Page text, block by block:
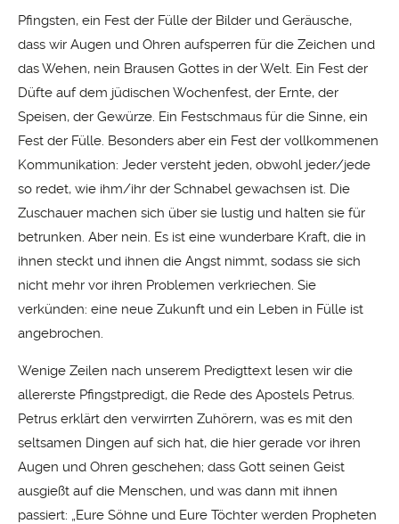
Pfingsten, ein Fest der Fülle der Bilder und Geräusche,
dass wir Augen und Ohren aufsperren für die Zeichen und
das Wehen, nein Brausen Gottes in der Welt. Ein Fest der
Düfte auf dem jüdischen Wochenfest, der Ernte, der
Speisen, der Gewürze. Ein Festschmaus für die Sinne, ein
Fest der Fülle. Besonders aber ein Fest der vollkommenen
Kommunikation: Jeder versteht jeden, obwohl jeder/jede
so redet, wie ihm/ihr der Schnabel gewachsen ist. Die
Zuschauer machen sich über sie lustig und halten sie für
betrunken. Aber nein. Es ist eine wunderbare Kraft, die in
ihnen steckt und ihnen die Angst nimmt, sodass sie sich
nicht mehr vor ihren Problemen verkriechen. Sie
verkünden: eine neue Zukunft und ein Leben in Fülle ist
angebrochen.
Wenige Zeilen nach unserem Predigttext lesen wir die
allererste Pfingstpredigt, die Rede des Apostels Petrus.
Petrus erklärt den verwirrten Zuhörern, was es mit den
seltsamen Dingen auf sich hat, die hier gerade vor ihren
Augen und Ohren geschehen; dass Gott seinen Geist
ausgießt auf die Menschen, und was dann mit ihnen
passiert: „Eure Söhne und Eure Töchter werden Propheten